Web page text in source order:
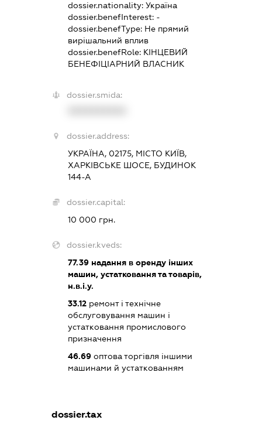
dossier.nationality:Україна
dossier.benefInterest: -
dossier.benefType: Не прямий
вирішальний вплив
dossier.benefRole: КІНЦЕВИЙ
БЕНЕФІЦІАРНИЙ ВЛАСНИК
dossier.smida:
dossier.address:
УКРАЇНА, 02175, МІСТО КИЇВ,
ХАРКІВСЬКЕ ШОСЕ, БУДИНОК
144-А
dossier.capital:
10 000 грн.
dossier.kveds:
77.39 надання в оренду інших
машин, устатковання та товарів,
н.в.і.у.
33.12 ремонт і технічне
обслуговування машин і
устатковання промислового
призначення
46.69 оптова торгівля іншими
машинами й устаткованням
dossier.tax